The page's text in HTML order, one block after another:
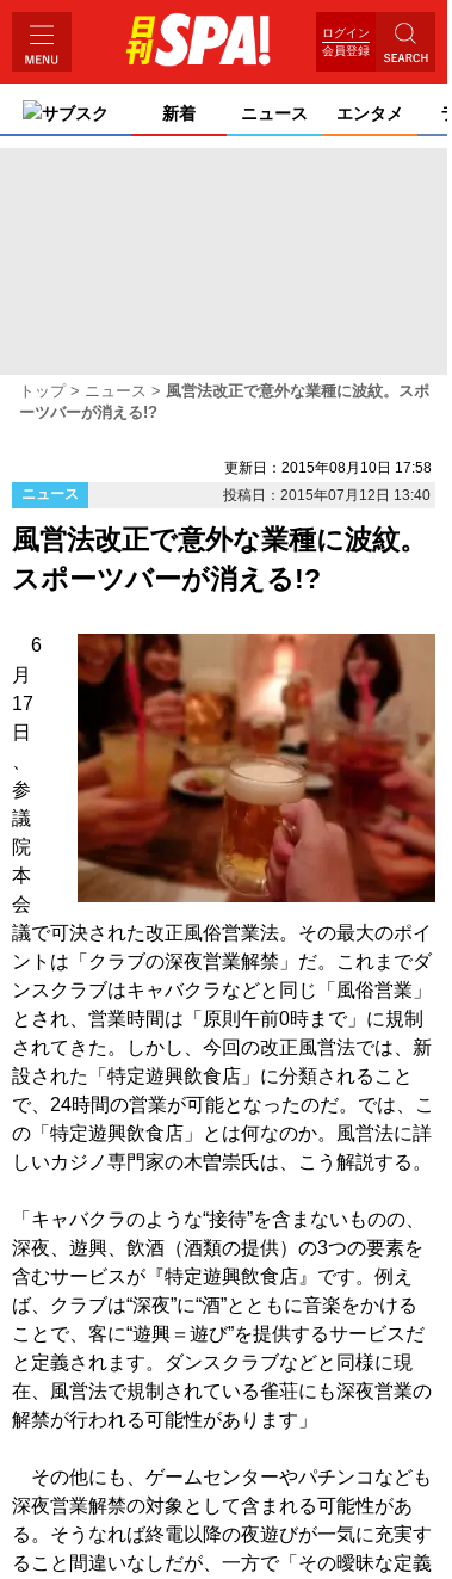
ログイン
会員登録
サブスク 新着 ニュース エンタメ
トップ ニュース
風営法改正で意外な業種に波紋。スポ
ーツバーが消える!?
更新日：2015年08月10日 17:58
ニュース
投稿日：2015年07月12日 13:40
風営法改正で意外な業種に波紋。
スポーツバーが消える!?
6
月
17
日
参
議
院
本
会
議で可決された改正風俗営業法。その最大のポイ
ントは「クラブの深夜営業解禁」だ。これまでダ
ンスクラブはキャバクラなどと同じ「風俗営業」
とされ、営業時間は「原則午前0時まで」に規制
されてきた。しかし、今回の改正風営法では、新
設された「特定遊興飲食店」に分類されること
で、24時間の営業が可能となったのだ。では、こ
の「特定遊興飲食店」とは何なのか。風営法に詳
しいカジノ専門家の木曽崇氏は、こう解説する。
「キャバクラのような“接待”を含まないものの、
深夜、遊興、飲酒（酒類の提供）の3つの要素を
含むサービスが『特定遊興飲食店』です。例え
ば、クラブは“深夜”に“酒”とともに音楽をかける
ことで、客に“遊興＝遊び”を提供するサービスだ
と定義されます。ダンスクラブなどと同様に現
在、風営法で規制されている雀荘にも深夜営業の
解禁が行われる可能性があります」
その他にも、ゲームセンターやパチンコなども
深夜営業解禁の対象として含まれる可能性があ
る。そうなれば終電以降の夜遊びが一気に充実す
ること間違いなしだが、一方で「その曖昧な定義